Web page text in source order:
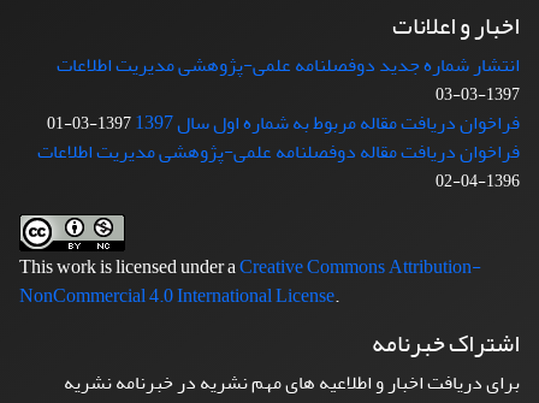
اخبار و اعلانات
انتشار شماره جدید دوفصلنامه علمی-پژوهشی مدیریت اطلاعات
1397-03-03
فراخوان دریافت مقاله مربوط به شماره اول سال 1397 1397-03-01
فراخوان دریافت مقاله دوفصلنامه علمی-پژوهشی مدیریت اطلاعات
1396-04-02
This work is licensed under aCreative Commons Attribution-
NonCommercial 4.0 International License.
اشتراک خبرنامه
برای دریافت اخبار و اطلاعیه های مهم نشریه در خبرنامه نشریه